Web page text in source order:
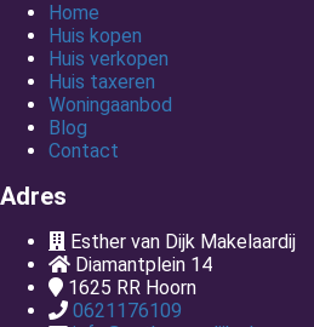
Home
Huis kopen
Huis verkopen
Huis taxeren
Woningaanbod
Blog
Contact
Adres
Esther van Dijk Makelaardij
Diamantplein 14
1625 RR Hoorn
0621176109